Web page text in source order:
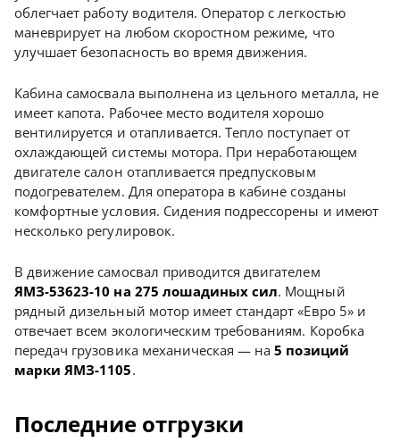
облегчает работу водителя. Оператор с легкостью
маневрирует на любом скоростном режиме, что
улучшает безопасность во время движения.
Кабина самосвала выполнена из цельного металла, не
имеет капота. Рабочее место водителя хорошо
вентилируется и отапливается. Тепло поступает от
охлаждающей системы мотора. При неработающем
двигателе салон отапливается предпусковым
подогревателем. Для оператора в кабине созданы
комфортные условия. Сидения подрессорены и имеют
несколько регулировок.
В движение самосвал приводится двигателем
ЯМЗ-53623-10 на 275 лошадиных сил. Мощный
рядный дизельный мотор имеет стандарт «Евро 5» и
отвечает всем экологическим требованиям. Коробка
передач грузовика механическая — на5 позиций
марки ЯМЗ-1105.
Последние отгрузки